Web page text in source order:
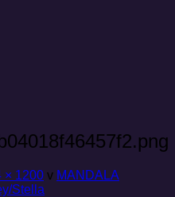
× 1200 v MANDALA
Stella